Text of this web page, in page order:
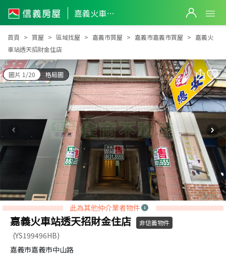
嘉義火車站透天招財金住店
嘉義火車站透天招財金住店
首頁 買屋 區域找屋 嘉義市買屋 嘉義市嘉義市買屋
嘉義火
車站透天招財金住店
圖片 1/20 格局圖
此為其他仲介業者物件
嘉義火車站透天招財金住店 非信義物件
(YS199496HB)
嘉義市嘉義市中山路